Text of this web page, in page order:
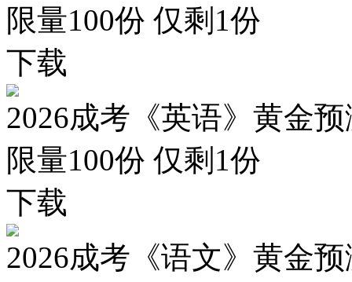
限量100份 仅剩 1份
下载
2026成考《英语》黄金
限量100份 仅剩 1份
下载
2026成考《语文》黄金